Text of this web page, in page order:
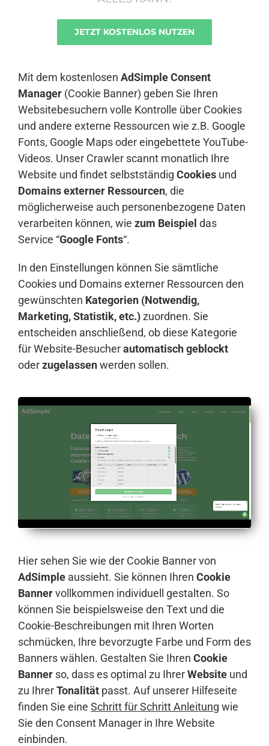
JETZT KOSTENLOS NUTZEN
Mit dem kostenlosen AdSimple Consent
Manager (Cookie Banner) geben Sie Ihren
Websitebesuchern volle Kontrolle über Cookies
und andere externe Ressourcen wie z.B. Google
Fonts, Google Maps oder eingebettete YouTube-
Videos. Unser Crawler scannt monatlich Ihre
Website und findet selbstständig Cookies und
Domains externer Ressourcen, die
möglicherweise auch personenbezogene Daten
verarbeiten können, wie zum Beispiel das
Service “Google Fonts“.
In den Einstellungen können Sie sämtliche
Cookies und Domains externer Ressourcen den
gewünschten Kategorien (Notwendig,
Marketing, Statistik, etc.)zuordnen. Sie
entscheiden anschließend, ob diese Kategorie
für Website-Besucherautomatisch geblockt
oderzugelassenwerden sollen.
Hier sehen Sie wie der Cookie Banner von
AdSimple aussieht. Sie können Ihren Cookie
Bannervollkommen individuell gestalten. So
können Sie beispielsweise den Text und die
Cookie-Beschreibungen mit Ihren Worten
schmücken, Ihre bevorzugte Farbe und Form des
Banners wählen. Gestalten Sie Ihren Cookie
Banner so, dass es optimal zu IhrerWebsite und
zu IhrerTonalität passt. Auf unserer Hilfeseite
finden Sie eine Schritt für Schritt Anleitung wie
Sie den Consent Manager in Ihre Website
einbinden.